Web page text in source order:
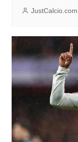
JustCalcio.com